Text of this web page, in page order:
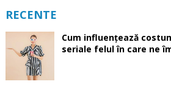
RECENTE
Cum influențează
seriale felul în care ne